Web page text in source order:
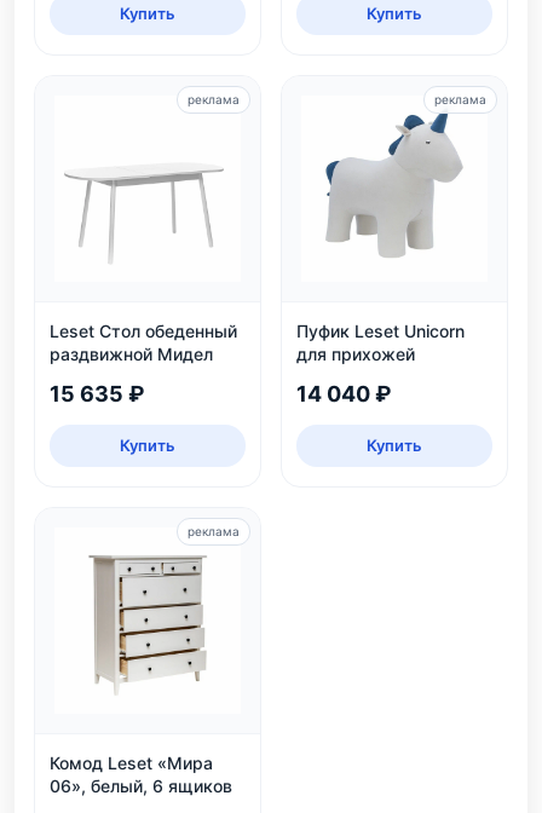
Купить Купить
Leset Стол обеденный
раздвижной Мидел
15 635 ₽
Купить
реклама
Пуфик Leset Unicorn
для прихожей
14 040 ₽
Купить
реклама
Комод Leset «Мира
06», белый, 6 ящиков
реклама